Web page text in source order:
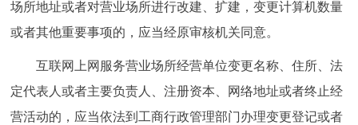
场所地址或者对营业场所进行改建、扩建，变更计算机数量
或者其他重要事项的，应当经原审核机关同意。
互联网上网服务营业场所经营单位变更名称、住所、法
定代表人或者主要负责人、注册资本、网络地址或者终止经
营活动的，应当依法到工商行政管理部门办理变更登记或者